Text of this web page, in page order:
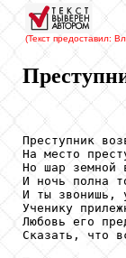
(Текст предоставил:
Преступник
На место
Но шар земной
И ночь полна
И ты звонишь,
Ученику
Любовь его
Сказать, что